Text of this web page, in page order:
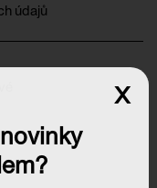
údajů
x